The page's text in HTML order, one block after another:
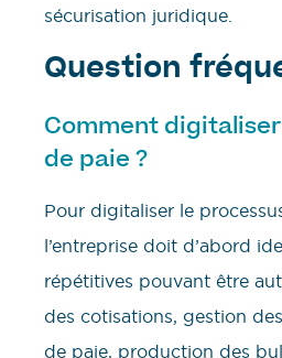
sécurisation juridique.
Question
Comment
de paie ?
Pour digitaliser le
l’entreprise doit d’abord
répétitives pouvant être
des cotisations, gestion
de paie, production des